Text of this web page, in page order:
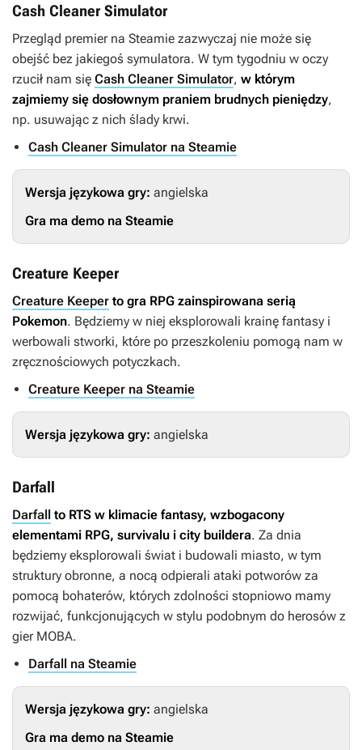
Cash Cleaner Simulator
Przegląd premier na Steamie zazwyczaj nie może się
obejść bez jakiegoś symulatora. W tym tygodniu w oczy
rzucił nam się Cash Cleaner Simulator, w którym
zajmiemy się dosłownym praniem brudnych pieniędzy,
np. usuwając z nich ślady krwi.
Cash Cleaner Simulator na Steamie
Wersja językowa gry: angielska
Gra ma demo na Steamie
Creature Keeper
Creature Keeper to gra RPG zainspirowana serią
Pokemon. Będziemy w niej eksplorowali krainę fantasy i
werbowali stworki, które po przeszkoleniu pomogą nam w
zręcznościowych potyczkach.
Creature Keeper na Steamie
Wersja językowa gry: angielska
Darfall
Darfall to RTS w klimacie fantasy, wzbogacony
elementami RPG, survivalu i city buildera. Za dnia
będziemy eksplorowali świat i budowali miasto, w tym
struktury obronne, a nocą odpierali ataki potworów za
pomocą bohaterów, których zdolności stopniowo mamy
rozwijać, funkcjonujących w stylu podobnym do herosów z
gier MOBA.
Darfall na Steamie
Wersja językowa gry: angielska
Gra ma demo na Steamie